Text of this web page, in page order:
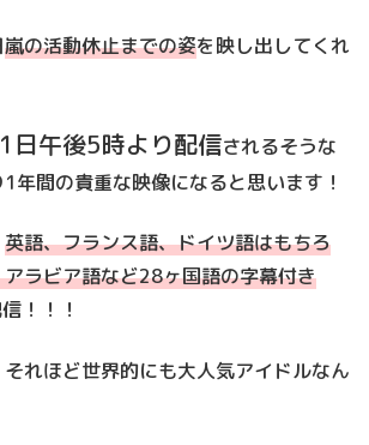
嵐の活動休止までの姿を映し出してくれ
日午後5時より配信されるそうな
年間の貴重な映像になると思います！
英語、フランス語、ドイツ語はもちろ
ラビア語など28ヶ国語の字幕付き
！！！
れほど世界的にも大人気アイドルなん